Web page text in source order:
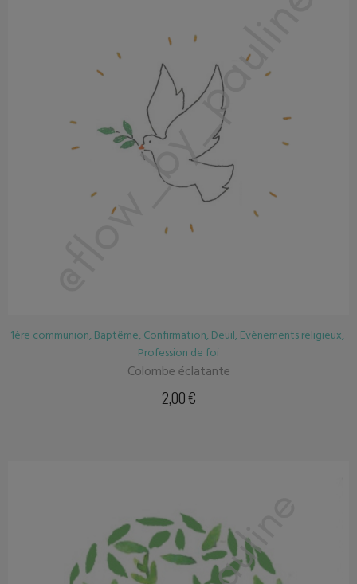
1ère communion,Baptême,Confirmation,Deuil,Evènements religieux,
Profession de foi
Colombe éclatante
2,00€